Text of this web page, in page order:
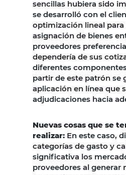
sencillas hubiera sido
se desarrolló con el
optimización lineal
asignación de bienes
proveedores
dependería de sus
diferentes
partir de este patrón se
aplicación en línea que
adjudicaciones hacia
Nuevas cosas que se
realizar: En este caso,
categorías de gasto y
significativa los
proveedores al generar